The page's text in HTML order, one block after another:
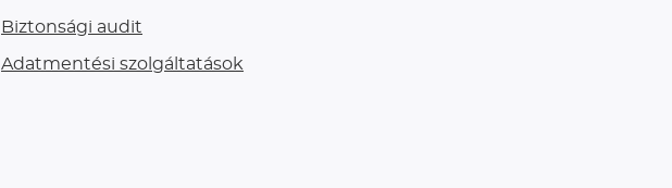
Biztonsági audit
Adatmentési szolgáltatások